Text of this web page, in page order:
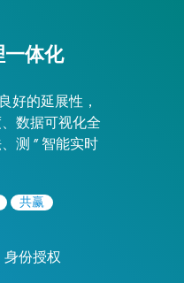
一体化
好的延展性，
数据可视化全
测 ” 智能实时
共赢
份授权